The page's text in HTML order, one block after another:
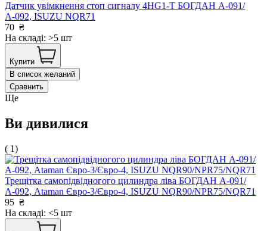
Датчик увiмкнення стоп сигналу 4HG1-T БОГДАН А-091/
А-092, ISUZU NQR71
70 ₴
На складі: >5 шт
Купити
В список желаний
Сравнить
Ще
Ви дивилися
( 1)
Трещітка самопiдвiдногого цилиндра лiва БОГДАН А-091/
А-092, Ataman Євро-3/Євро-4, ISUZU NQR90/NPR75/NQR71
95 ₴
На складі: <5 шт